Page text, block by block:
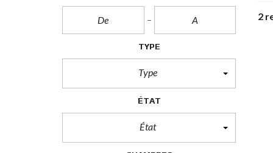
TYPE
Type
ÉTAT
État
2